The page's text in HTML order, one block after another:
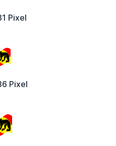
Pixel
Pixel